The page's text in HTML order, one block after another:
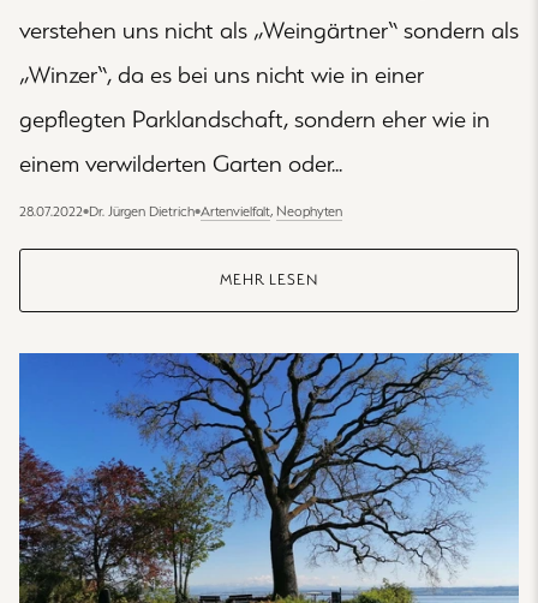
verstehen uns nicht als „Weingärtner“ sondern als
„Winzer“, da es bei uns nicht wie in einer
gepflegten Parklandschaft, sondern eher wie in
einem verwilderten Garten oder...
28.07.2022•Dr. Jürgen Dietrich•Artenvielfalt, Neophyten
MEHR LESEN